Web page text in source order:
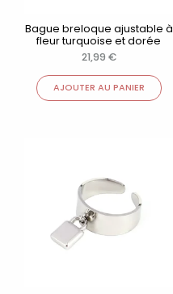
Bague breloque ajustable à
fleur turquoise et dorée
21,99 €
AJOUTER AU PANIER